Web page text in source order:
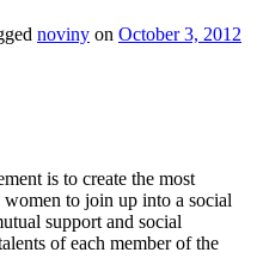
noviny on October 3, 2012
is to create the most
to join up into a social
support and social
of each member of the